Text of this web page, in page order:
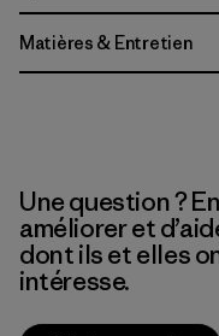
Matières & Entretien
Une question ?
améliorer et
dont ils et elles
intéresse.